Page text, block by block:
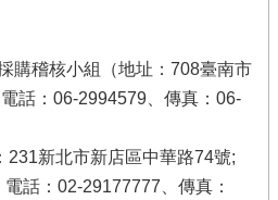
購稽核小組（地址：708臺南市
話：06-2994579、傳真：06-
231新北市新店區中華路74號;
話：02-29177777、傳真：